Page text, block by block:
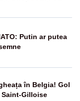
Putin ar putea
în Belgia! Gol
Gilloise